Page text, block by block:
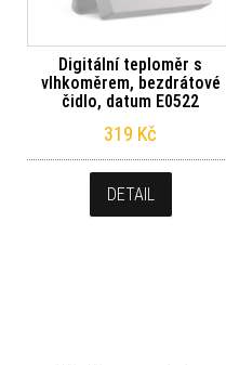
Digitální teploměr s
vlhkoměrem, bezdrátové
čidlo, datum E0522
319 Kč
DETAIL